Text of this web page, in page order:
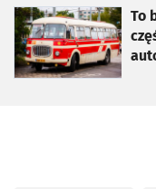
To
otworzy się w nowej